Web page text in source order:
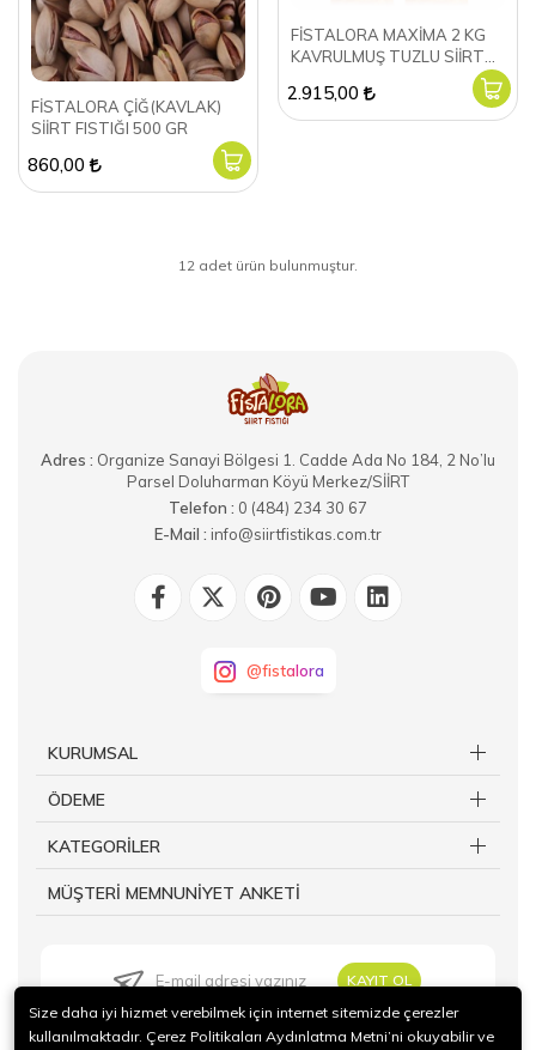
FİSTALORA ÇİĞ(KAVLAK)
SİİRT FISTIĞI 500 GR
860,00
FİSTALORA MAXİMA 2 KG
KAVRULMUŞ TUZLU SİİRT
2.915,00
12 adet ürün bulunmuştur.
Adres : Organize Sanayi Bölgesi 1. Cadde Ada No 184, 2 No’lu
Parsel Doluharman Köyü Merkez/SİİRT
Telefon : 0 (484) 234 30 67
E-Mail : info@siirtfistikas.com.tr
@fistalora
KURUMSAL
ÖDEME
KATEGORİLER
MÜŞTERİ MEMNUNİYET ANKETİ
KAYIT OL
Size daha iyi hizmet verebilmek için internet sitemizde çerezler
kullanılmaktadır. Çerez Politikaları Aydınlatma Metni’ni okuyabilir ve